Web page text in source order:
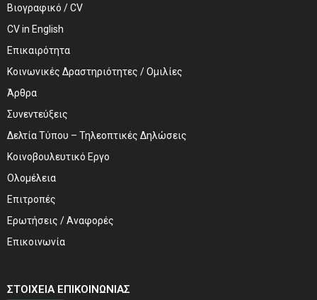
Βιογραφικό / CV
CV in English
Επικαιρότητα
Κοινωνικές Δραστηριότητες / Ομιλίες
Άρθρα
Συνεντεύξεις
Δελτία Τύπου – Τηλεοπτικές Δηλώσεις
Κοινοβουλευτικό Εργο
Ολομέλεια
Επιτροπές
Ερωτήσεις / Αναφορές
Επικοινωνία
ΣΤΟΙΧΕΊΑ ΕΠΙΚΟΙΝΩΝΊΑΣ